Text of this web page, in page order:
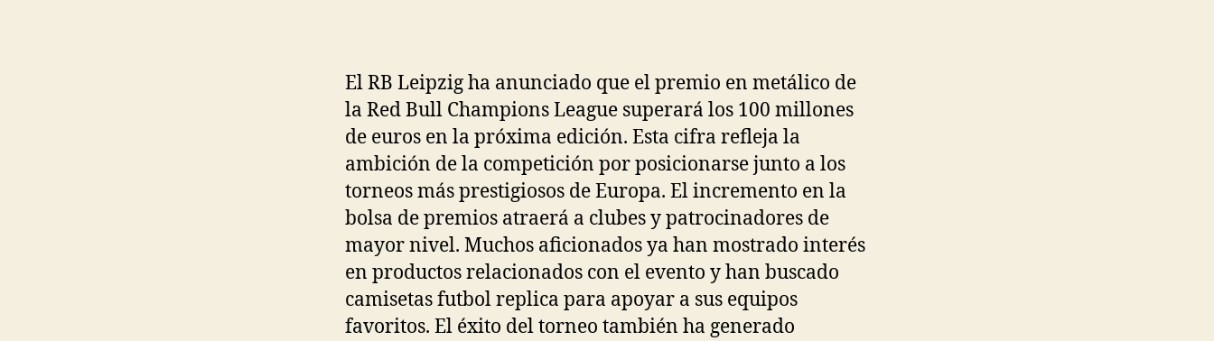
El RB Leipzig ha anunciado que el premio en metálico de
la Red Bull Champions League superará los 100 millones
de euros en la próxima edición. Esta cifra refleja la
ambición de la competición por posicionarse junto a los
torneos más prestigiosos de Europa. El incremento en la
bolsa de premios atraerá a clubes y patrocinadores de
mayor nivel. Muchos aficionados ya han mostrado interés
en productos relacionados con el evento y han buscado
camisetas futbol replica para apoyar a sus equipos
favoritos. El éxito del torneo también ha generado